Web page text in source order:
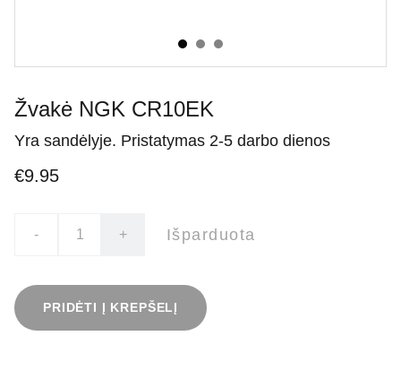
Žvakė NGK CR10EK
Yra sandėlyje. Pristatymas 2-5 darbo dienos
€9.95
- + Išparduota
PRIDĖTI Į KREPŠELĮ